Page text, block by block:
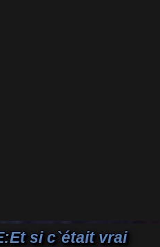
si c`était vrai